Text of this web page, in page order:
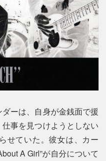
ーは、自身が金銭面で援
事を見つけようとしない
せていた。彼女は、カー
A Girl”が自分について